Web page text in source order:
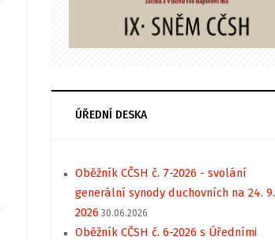
ÚŘEDNÍ DESKA
Oběžník CČSH č. 7-2026 - svolání
generální synody duchovních na 24. 9.
2026 30.06.2026
Oběžník CČSH č. 6-2026 s Úředními